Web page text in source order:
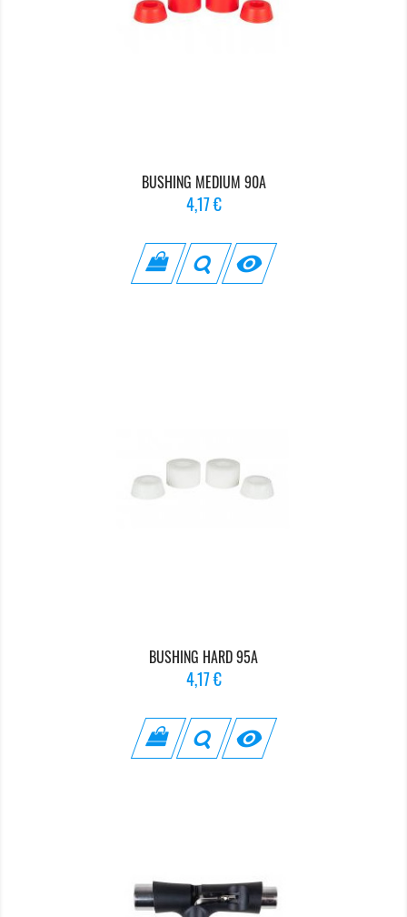
BUSHING MEDIUM 90A
Prix
4,17 €

BUSHING HARD 95A
Prix
4,17 €
